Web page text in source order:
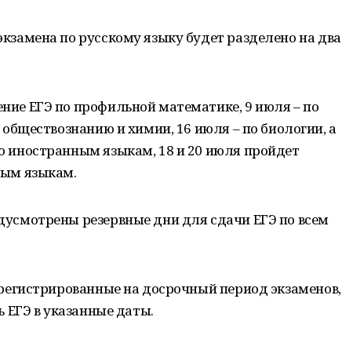
по русскому языку будет разделено на два
ЕГЭ по профильной математике, 9 июля – по
и химии, 16 июля – по биологии, а
иностранным языкам, 18 и 20 июля пройдет
языкам.
резервные дни для сдачи ЕГЭ по всем
на досрочный период экзаменов,
ЕГЭ в указанные даты.